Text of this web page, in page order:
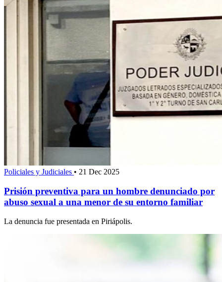
Policiales y Judiciales • 21 Dec 2025
Prisión preventiva para un hombre denunciado por
abuso sexual a una menor de su entorno familiar
La denuncia fue presentada en Piriápolis.